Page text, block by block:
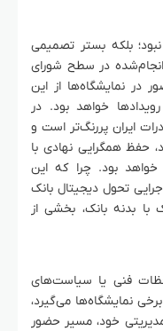
بلکه بستر تصمیمی
انجام‌شده در سطح شورای
در نمایشگاه‌ها از این
خواهد بود. در
ایران پررنگ‌تر است و
حفظ همگرایی نهادی با
بود. چرا که این
تحول دیجیتال بانک
با بدنه بانک، بخشی از
فنی یا سیاست‌های
نمایشگاه‌ها می‌گیرد،
خود، مسیر حضور